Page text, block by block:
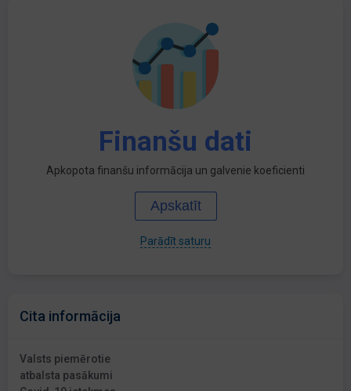
Finanšu dati
Apkopota finanšu informācija un galvenie koeficienti
Apskatīt
Parādīt saturu
Cita informācija
Valsts piemērotie
atbalsta pasākumi